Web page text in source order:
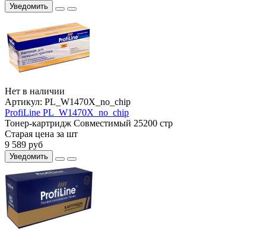
Уведомить
Нет в наличии
Артикул: PL_W1470X_no_chip
ProfiLine PL_W1470X_no_chip
Тонер-картридж Совместимый 25200 стр
Старая цена за шт
9 589 руб
Уведомить